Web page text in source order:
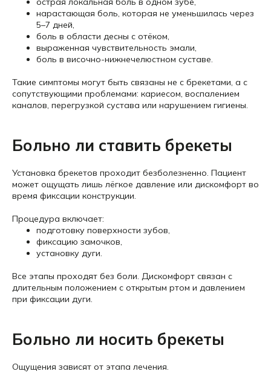
нарастающая боль, которая не уменьшилась через
5–7 дней,
боль в области десны с отёком,
выраженная чувствительность эмали,
боль в височно-нижнечелюстном суставе.
Такие симптомы могут быть связаны не с брекетами, а с
сопутствующими проблемами: кариесом, воспалением
каналов, перегрузкой сустава или нарушением гигиены.
Больно ли ставить брекеты
Установка брекетов проходит безболезненно. Пациент
может ощущать лишь лёгкое давление или дискомфорт во
время фиксации конструкции.
Процедура включает:
подготовку поверхности зубов,
фиксацию замочков,
установку дуги.
Все этапы проходят без боли. Дискомфорт связан с
длительным положением с открытым ртом и давлением
при фиксации дуги.
Больно ли носить брекеты
Ощущения зависят от этапа лечения.